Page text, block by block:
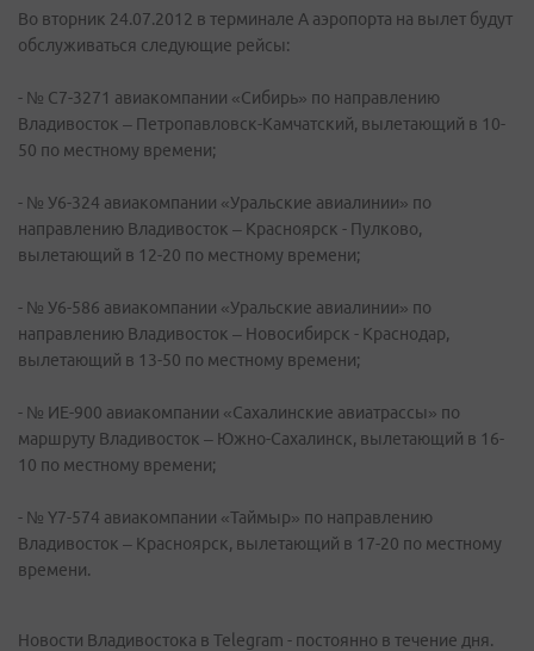
Во вторник 24.07.2012 в терминале А аэропорта на вылет будут
обслуживаться следующие рейсы:
- № С7-3271 авиакомпании «Сибирь» по направлению
Владивосток – Петропавловск-Камчатский, вылетающий в 10-
50 по местному времени;
- № У6-324 авиакомпании «Уральские авиалинии» по
направлению Владивосток – Красноярск - Пулково,
вылетающий в 12-20 по местному времени;
- № У6-586 авиакомпании «Уральские авиалинии» по
направлению Владивосток – Новосибирск - Краснодар,
вылетающий в 13-50 по местному времени;
- № ИЕ-900 авиакомпании «Сахалинские авиатрассы» по
маршруту Владивосток – Южно-Сахалинск, вылетающий в 16-
10 по местному времени;
- № Y7-574 авиакомпании «Таймыр» по направлению
Владивосток – Красноярск, вылетающий в 17-20 по местному
времени.
Новости Владивостока в Telegram - постоянно в течение дня.